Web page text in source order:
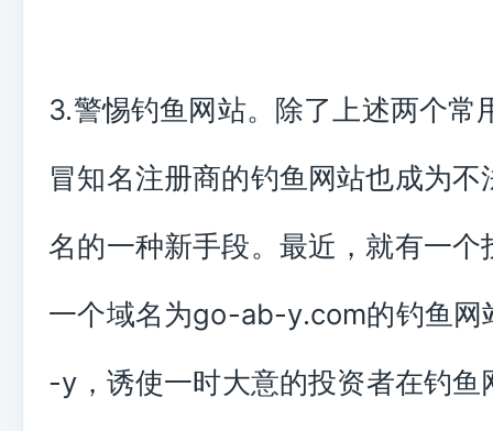
3.警惕钓鱼网站。除了上述两个常
冒知名注册商的钓鱼网站也成为不
名的一种新手段。最近，就有一个
一个域名为go-ab-y.com的钓鱼
-y，诱使一时大意的投资者在钓鱼